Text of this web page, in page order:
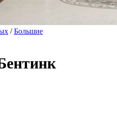
/Большие